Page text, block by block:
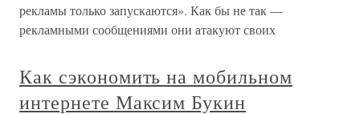
рекламы только запускаются». Как бы не так —
рекламными сообщениями они атакуют своих
Как сэкономить на мобильном
интернете Максим Букин